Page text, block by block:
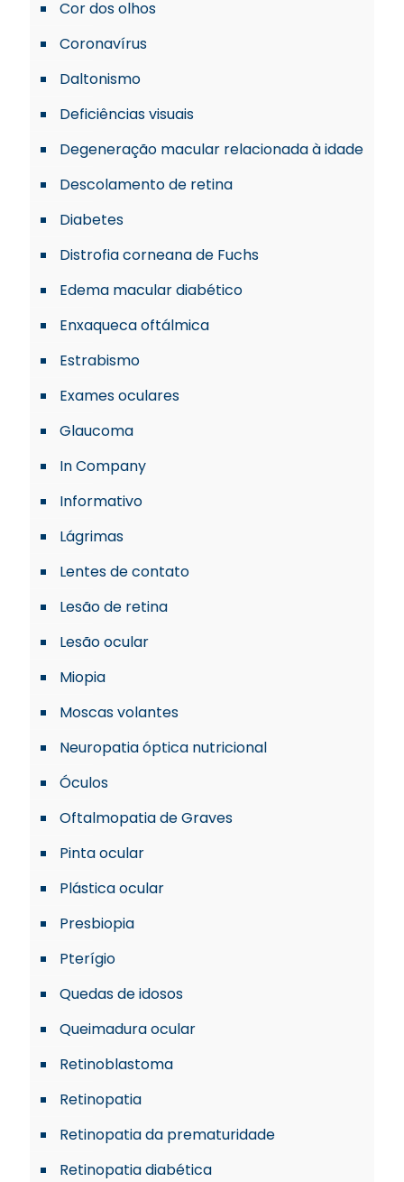
Cor dos olhos
Coronavírus
Daltonismo
Deficiências visuais
Degeneração macular relacionada à idade
Descolamento de retina
Diabetes
Distrofia corneana de Fuchs
Edema macular diabético
Enxaqueca oftálmica
Estrabismo
Exames oculares
Glaucoma
In Company
Informativo
Lágrimas
Lentes de contato
Lesão de retina
Lesão ocular
Miopia
Moscas volantes
Neuropatia óptica nutricional
Óculos
Oftalmopatia de Graves
Pinta ocular
Plástica ocular
Presbiopia
Pterígio
Quedas de idosos
Queimadura ocular
Retinoblastoma
Retinopatia
Retinopatia da prematuridade
Retinopatia diabética